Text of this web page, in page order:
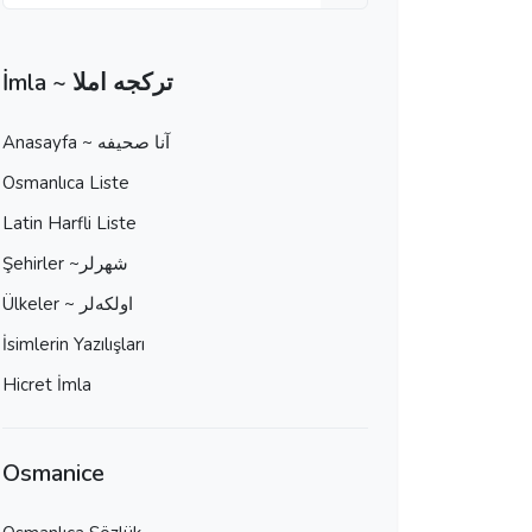
İmla ~ تركجه املا
Anasayfa ~ آنا صحيفه
Osmanlıca Liste
Latin Harfli Liste
Şehirler ~شهرلر
Ülkeler ~ اولكه‌لر
İsimlerin Yazılışları
Hicret İmla
Osmanice